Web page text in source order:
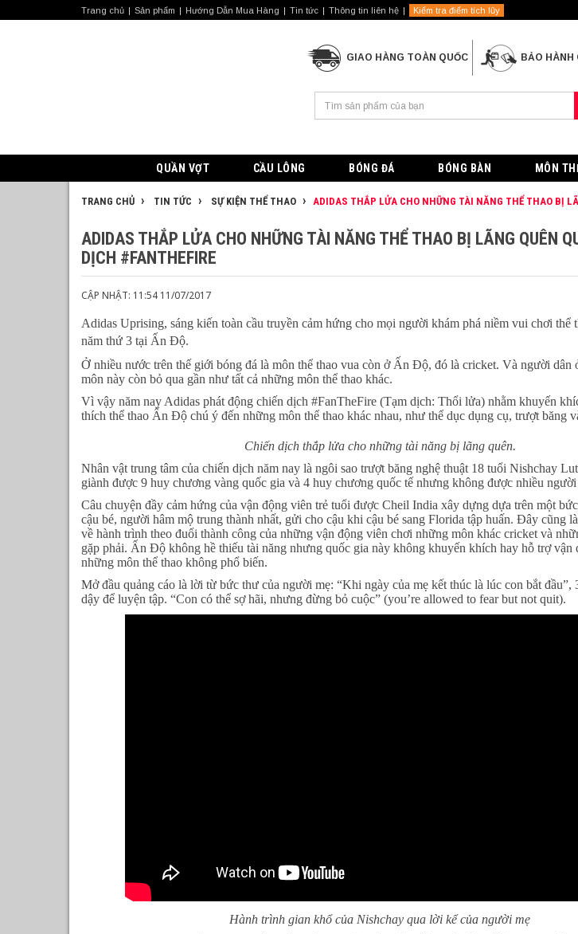
Trang chủ Sản phẩm Hướng Dẫn Mua Hàng Tin tức Thông tin liên hệ Kiểm tra điểm tích lũy
GIAO HÀNG TOÀN QUỐC BẢO HÀNH
QUẦN VỢT CẦU LÔNG BÓNG ĐÁ BÓNG BÀN MÔN
TRANG CHỦ TIN TỨC SỰ KIỆN THỂ THAO ADIDAS THẮP LỬA CHO NHỮNG TÀI NĂNG THỂ THAO BỊ
ADIDAS THẮP LỬA CHO NHỮNG TÀI NĂNG THỂ THAO BỊ LÃNG QUÊN
DỊCH #FANTHEFIRE
CẬP NHẬT: 11:54 11/07/2017
Adidas Uprising, sáng kiến toàn cầu truyền cảm hứng cho mọi người khám phá niềm vui chơi thể
năm thứ 3 tại Ấn Độ.
Ở nhiều nước trên thế giới bóng đá là môn thể thao vua còn ở Ấn Độ, đó là cricket. Và người dân
môn này còn bỏ qua gần như tất cả những môn thể thao khác.
Vì vậy năm nay Adidas phát động chiến dịch #FanTheFire (Tạm dịch: Thổi lửa) nhằm khuyến
thích thể thao Ấn Độ chú ý đến những môn thể thao khác nhau, như thể dục dụng cụ, trượt băng
Chiến dịch thắp lửa cho những tài năng bị lãng quên.
Nhân vật trung tâm của chiến dịch năm nay là ngôi sao trượt băng nghệ thuật 18 tuổi Nishchay
giành được 9 huy chương vàng quốc gia và 4 huy chương quốc tế nhưng không được nhiều người
Câu chuyện đầy cảm hứng của vận động viên trẻ tuổi được Cheil India xây dựng dựa trên một
cậu bé, người hâm mộ trung thành nhất, gửi cho cậu khi cậu bé sang Florida tập huấn. Đây cũng
về hành trình theo đuổi thành công của những vận động viên chơi những môn khác cricket và
gặp phải. Ấn Độ không hề thiếu tài năng nhưng quốc gia này không khuyến khích hay hỗ trợ vận
những môn thể thao không phổ biến.
Mở đầu quảng cáo là lời từ bức thư của người mẹ: “Khi ngày của mẹ kết thúc là lúc con bắt đầu”,
dậy để luyện tập. “Con có thể sợ hãi, nhưng đừng bỏ cuộc” (you’re allowed to fear but not quit).
Hành trình gian khổ của Nishchay qua lời kể của người mẹ